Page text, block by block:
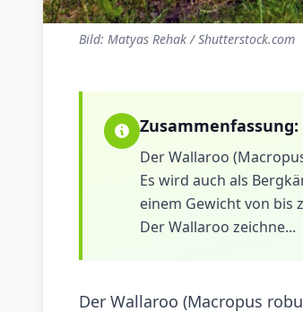
Bild: Matyas Rehak / Shutterstock.com
Zusammenfassung:
Der Wallaroo
Es wird auch als
einem Gewicht von bis
Der Wallaroo zeichne...
Der Wallaroo (Macropus